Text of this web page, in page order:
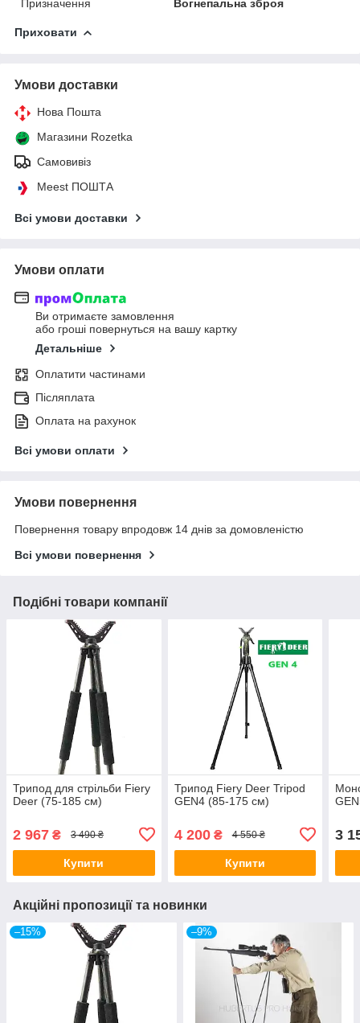
Призначення Вогнепальна зброя
Приховати
Умови доставки
Нова Пошта
Магазини Rozetka
Самовивіз
Meest ПОШТА
Всі умови доставки
Умови оплати
Ви отримаєте замовлення
або гроші повернуться на вашу картку
Детальніше
Оплатити частинами
Післяплата
Оплата на рахунок
Всі умови оплати
Умови повернення
Повернення товару впродовж 14 днів за домовленістю
Всі умови повернення
Подібні товари компанії
Трипод для стрільби Fiery
Deer (75-185 см)
2 967 ₴ 3 490 ₴
Купити
Трипод Fiery Deer Tripod
GEN4 (85-175 см)
4 200₴ 4 550 ₴
Купити
3
Акційні пропозиції та новинки
–15% –9%